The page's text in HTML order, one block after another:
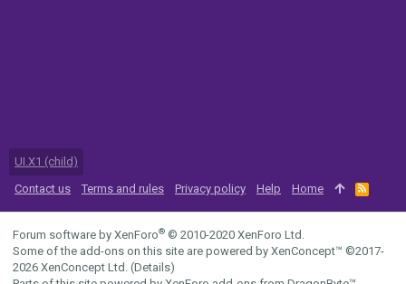
UI.X1 (child)
Contact us
Terms and rules Privacy policy Help Home
R
S
Forum software by XenForo® © 2010-2020 XenForo Ltd.
Some of the add-ons on this site are powered by XenConcept™ ©2017-
2026 XenConcept Ltd. (Details)